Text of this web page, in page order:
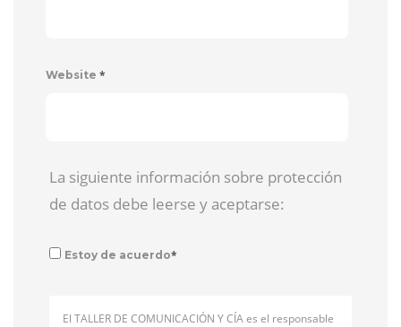
Website *
La siguiente información sobre protección
de datos debe leerse y aceptarse:
Estoy de acuerdo*
El TALLER DE COMUNICACIÓN Y CÍA es el responsable